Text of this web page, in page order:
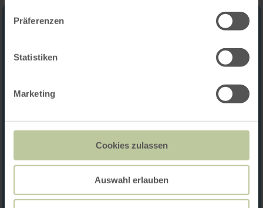
Präferenzen
Statistiken
Marketing
Cookies zulassen
Auswahl erlauben